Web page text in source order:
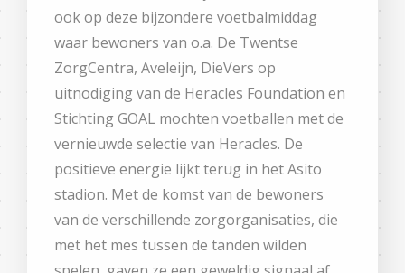
ook op deze bijzondere voetbalmiddag
waar bewoners van o.a. De Twentse
ZorgCentra, Aveleijn, DieVers op
uitnodiging van de Heracles Foundation en
Stichting GOAL mochten voetballen met de
vernieuwde selectie van Heracles. De
positieve energie lijkt terug in het Asito
stadion. Met de komst van de bewoners
van de verschillende zorgorganisaties, die
met het mes tussen de tanden wilden